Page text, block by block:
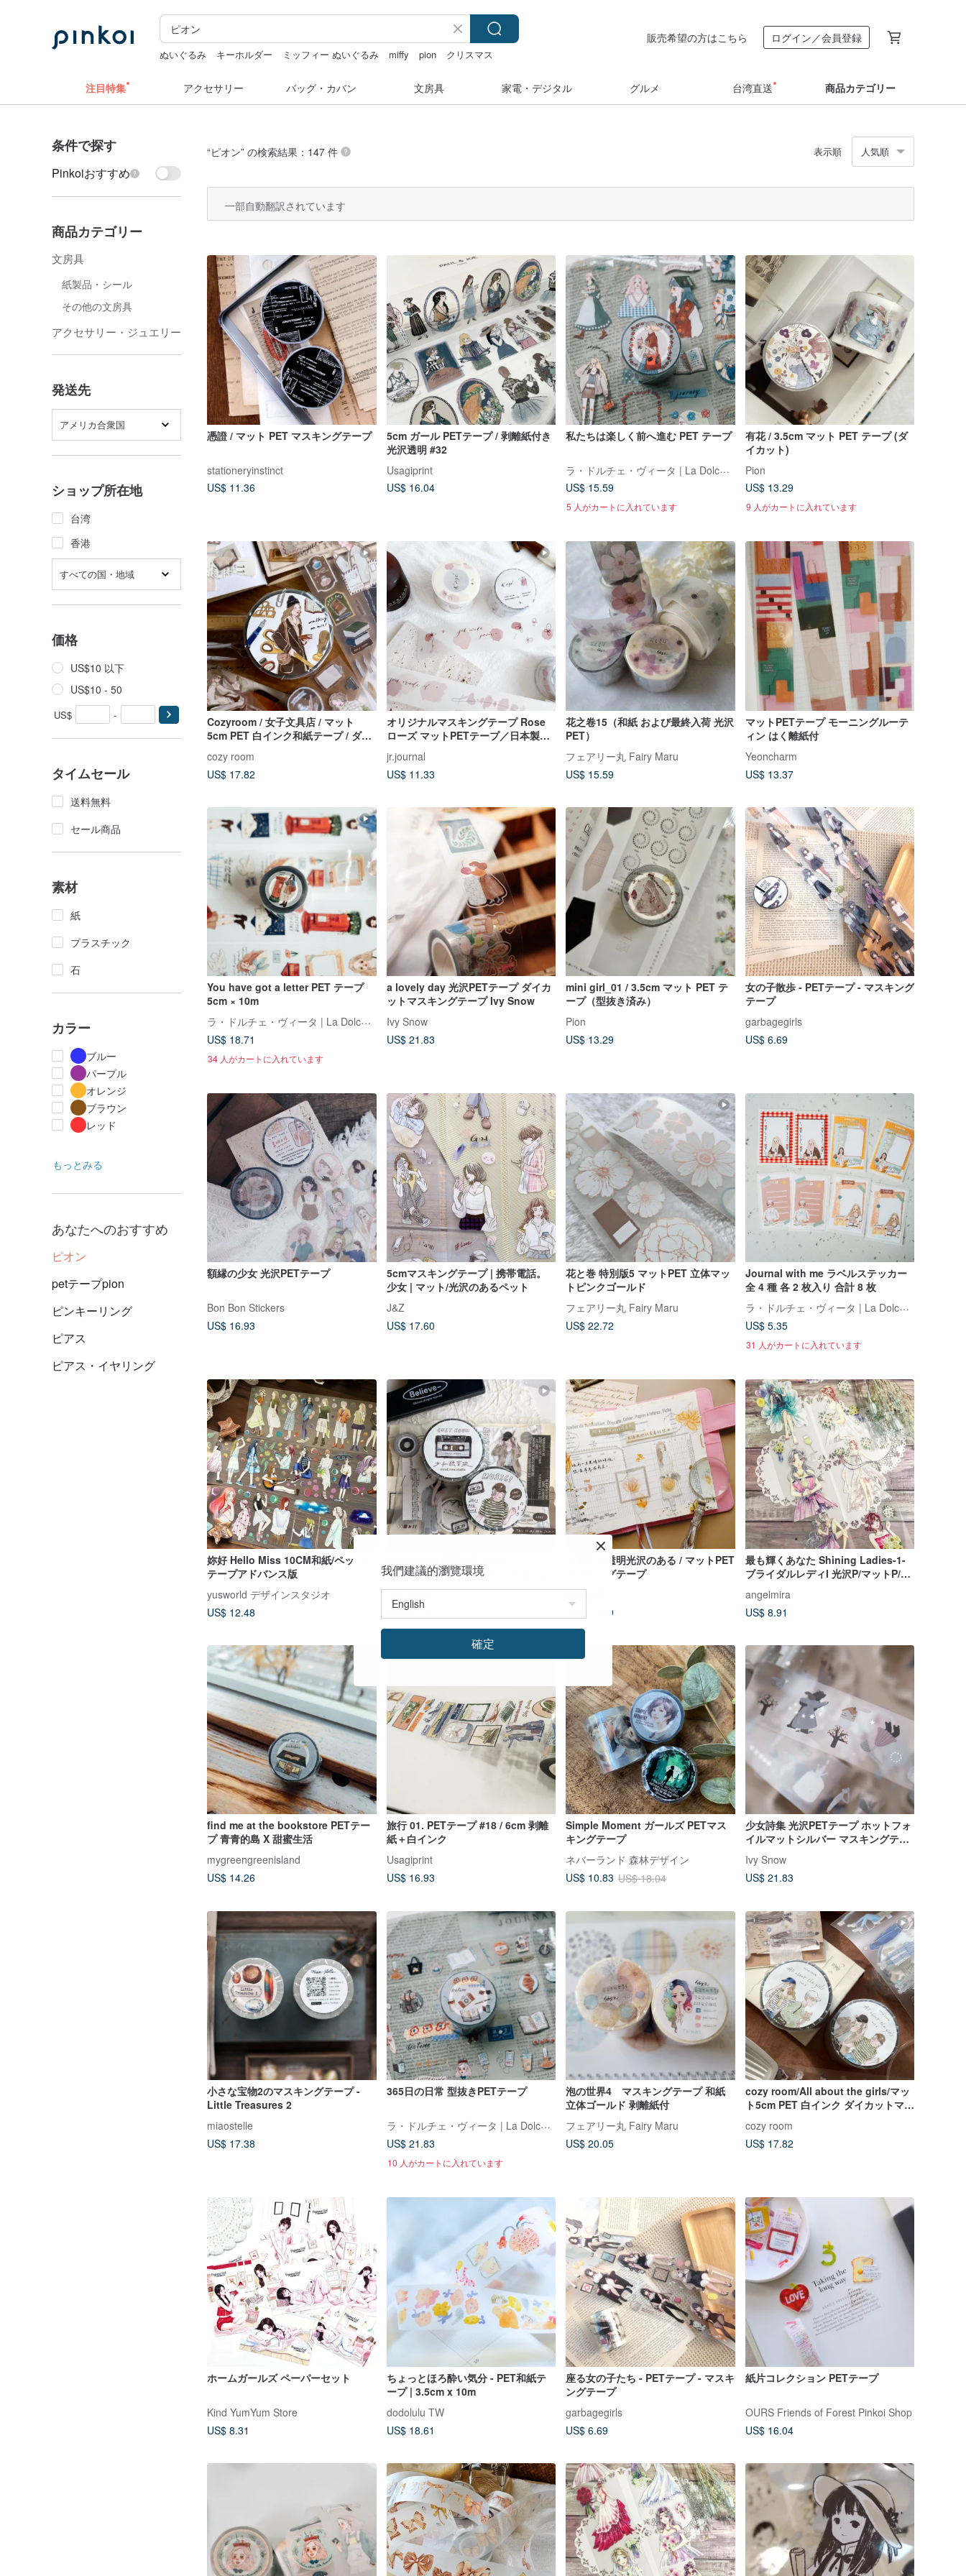
ぬいぐるみ キーホルダー ミッフィー ぬいぐるみ miffy pion
クリスマス
販売希望の方はこちら ログイン／会員登録
注目特集 アクセサリー バッグ・カバン 文房具 家電・デジタル グルメ 台湾直送 商品カテゴリー
条件で探す
Pinkoiおすすめ
商品カテゴリー
文房具
紙製品・シール
その他の文房具
アクセサリー・ジュエリー
発送先
アメリカ合衆国
ショップ所在地
台湾
香港
すべての国・地域
価格
US$10 以下
US$10 - 50
US$ -
タイムセール
送料無料
セール商品
素材
紙
プラスチック
石
カラー
ブルー
パープル
オレンジ
ブラウン
レッド
もっとみる
あなたへのおすすめ
ピオン
petテープpion
ピンキーリング
ピアス
ピアス・イヤリング
“ピオン” の検索結果：147 件 表示順 人気順
一部自動翻訳されています
憑證 / マット PET マスキングテープ
stationeryinstinct
US$ 11.36
5cm ガール PETテープ / 剥離紙付き
光沢透明 #32
Usagiprint
US$ 16.04
私たちは楽しく前へ進む PET テープ
ラ・ドルチェ・ヴィータ | La Dolce Vita
US$ 15.59
5 人がカートに入れています
有花 / 3.5cm マット PET テープ (ダ
イカット)
Pion
US$ 13.29
9 人がカートに入れています
Cozyroom / 女子文具店 / マット
5cm PET 白インク和紙テープ / ダイ
cozy room
US$ 17.82
オリジナルマスキングテープ Rose
ローズ マットPETテープ／日本製和
jr.journal
US$ 11.33
花之卷15（和紙 および最終入荷 光沢
PET）
フェアリー丸 Fairy Maru
US$ 15.59
マットPETテープ モーニングルーテ
ィン はく離紙付
Yeoncharm
US$ 13.37
You have got a letter PET テープ
5cm × 10m
ラ・ドルチェ・ヴィータ | La Dolce Vita
US$ 18.71
34 人がカートに入れています
a lovely day 光沢PETテープ ダイカ
ットマスキングテープ Ivy Snow
Ivy Snow
US$ 21.83
mini girl_01 / 3.5cm マット PET テ
ープ（型抜き済み）
Pion
US$ 13.29
女の子散歩 - PETテープ - マスキング
テープ
garbagegirls
US$ 6.69
額縁の少女 光沢PETテープ
Bon Bon Stickers
US$ 16.93
5cmマスキングテープ | 携帯電話。
少女 | マット/光沢のあるペット
J&Z
US$ 17.60
花と巻 特別版5 マットPET 立体マッ
トピンクゴールド
フェアリー丸 Fairy Maru
US$ 22.72
Journal with me ラベルステッカー
全 4 種 各 2 枚入り 合計 8 枚
ラ・ドルチェ・ヴィータ | La Dolce Vita
US$ 5.35
31 人がカートに入れています
妳好 Hello Miss 10CM和紙/ペット/
テープアドバンス版
yusworld デザインスタジオ
US$ 12.48
5cmPET白インク和紙テープ/ダイカ
ット剥離紙付き
cozy room
US$ 17.82
【繁花】透明光沢のある / マットPET
マスキングテープ
曼殊沙華
US$ 15.59
最も輝くあなた Shining Ladies-1-
ブライダルレディI 光沢P/マットP/和
angelmira
US$ 8.91
find me at the bookstore PETテー
プ 青青的島 X 甜蜜生活
mygreengreenisland
US$ 14.26
旅行 01. PETテープ #18 / 6cm 剥離
紙＋白インク
Usagiprint
US$ 16.93
Simple Moment ガールズ PETマス
キングテープ
ネバーランド 森林デザイン
US$ 10.83 US$ 18.04
少女詩集 光沢PETテープ ホットフォ
イルマットシルバー マスキングテー
プ Ivy Snow
Ivy Snow
US$ 21.83
小さな宝物2のマスキングテープ -
Little Treasures 2
miaostelle
US$ 17.38
365日の日常 型抜きPETテープ
ラ・ドルチェ・ヴィータ | La Dolce Vita
US$ 21.83
10 人がカートに入れています
泡の世界4 マスキングテープ 和紙
立体ゴールド 剥離紙付
フェアリー丸 Fairy Maru
US$ 20.05
cozy room/All about the girls/マッ
ト5cm PET 白インク ダイカットマス
cozy room
US$ 17.82
ホームガールズ ペーパーセット
Kind YumYum Store
US$ 8.31
ちょっとほろ酔い気分 - PET和紙テ
ープ | 3.5cm x 10m
dodolulu TW
US$ 18.61
座る女の子たち - PETテープ - マスキ
ングテープ
garbagegirls
US$ 6.69
紙片コレクション PETテープ
OURS Friends of Forest Pinkoi Shop
US$ 16.04
我們建議的瀏覽環境
確定